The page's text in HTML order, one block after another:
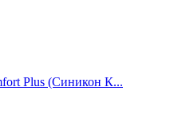
Plus (Синикон К...